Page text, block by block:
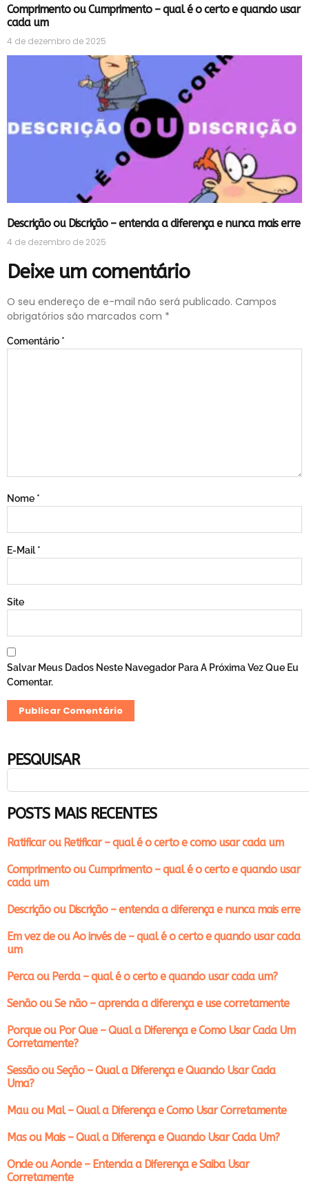
Comprimento ou Cumprimento – qual é o certo e quando usar
cada um
4 de dezembro de 2025
Descrição ou Discrição – entenda a diferença e nunca mais erre
4 de dezembro de 2025
Deixe um comentário
O seu endereço de e-mail não será publicado. Campos
obrigatórios são marcados com *
Comentário *
Nome *
E-Mail *
Site
Salvar Meus Dados Neste Navegador Para A Próxima Vez Que Eu
Comentar.
PESQUISAR
POSTS MAIS RECENTES
Ratificar ou Retificar – qual é o certo e como usar cada um
Comprimento ou Cumprimento – qual é o certo e quando usar
cada um
Descrição ou Discrição – entenda a diferença e nunca mais erre
Em vez de ou Ao invés de – qual é o certo e quando usar cada
um
Perca ou Perda – qual é o certo e quando usar cada um?
Senão ou Se não – aprenda a diferença e use corretamente
Porque ou Por Que – Qual a Diferença e Como Usar Cada Um
Corretamente?
Sessão ou Seção – Qual a Diferença e Quando Usar Cada
Uma?
Mau ou Mal – Qual a Diferença e Como Usar Corretamente
Mas ou Mais – Qual a Diferença e Quando Usar Cada Um?
Onde ou Aonde – Entenda a Diferença e Saiba Usar
Corretamente